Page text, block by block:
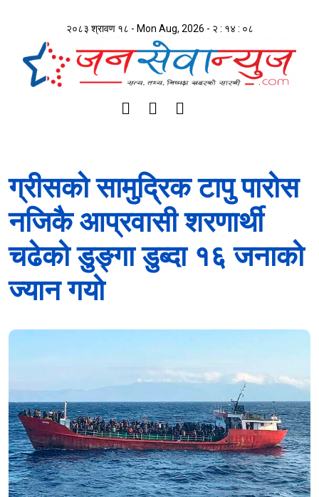
२०८३ श्रावण १८ - Mon Aug, 2026 - २ : १४ : ०९
ग्रीसको सामुद्रिक टापु पारोस
नजिकै आप्रवासी शरणार्थी
चढेको डुङ्गा डुब्दा १६ जनाको
ज्यान गयो